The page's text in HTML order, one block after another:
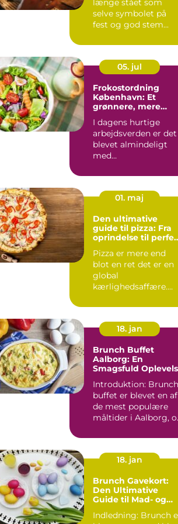
selve symbolet på
fest og god stem...
05. jul
Frokostordning
København: Et
grønnere, mere
I dagens hurtige
arbejdsverden er det
blevet almindeligt
med
tilbyder virksomh...
01. maj
Den ultimative
guide til pizza: Fra
oprindelse til
Pizza er mere end
blot en ret det er en
global
kærlighedsaffære.
konstruktion, men
uend...
18. jan
Brunch Buffet
Aalborg: En
Smagsfuld
Introduktion: Brunch
buffet er blevet en af
de mest populære
måltider i Aalborg,
18. jan
Brunch Gavekort:
Den Ultimative
Guide til Mad- og
Indledning: Brunch er